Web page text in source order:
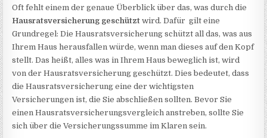
Oft fehlt einem der genaue Überblick über das, was durch die
Hausratsversicherung geschützt wird. Dafür gilt eine
Grundregel: Die Hausratsversicherung schützt all das, was aus
Ihrem Haus herausfallen würde, wenn man dieses auf den Kopf
stellt. Das heißt, alles was in Ihrem Haus beweglich ist, wird
von der Hausratsversicherung geschützt. Dies bedeutet, dass
die Hausratsversicherung eine der wichtigsten
Versicherungen ist, die Sie abschließen sollten. Bevor Sie
einen Hausratsversicherungsvergleich anstreben, sollte Sie
sich über die Versicherungssumme im Klaren sein.